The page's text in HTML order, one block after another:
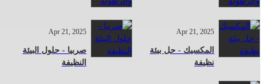
Apr 21, 2025
المكسيك - حل بيئة
نظيفة
Apr 21, 2025
صربيا - حلول البيئة
النظيفة